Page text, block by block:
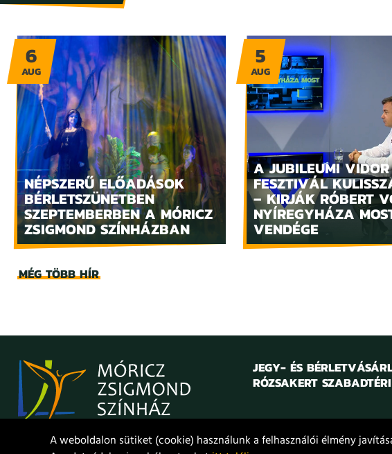
NÉPSZERŰ ELŐADÁSOK
BÉRLETSZÜNETBEN
SZEPTEMBERBEN A MÓRICZ
ZSIGMOND SZÍNHÁZBAN
6
AUG
A JUBILEUMI VIDOR
FESZTIVÁL
– KIRJÁK RÓBERT
NYÍREGYHÁZA
VENDÉGE
5
AUG
MÉG TÖBB HÍR
JEGY- ÉS
RÓZSAKERT
A weboldalon sütiket (cookie) használunk a felhasználói élmény